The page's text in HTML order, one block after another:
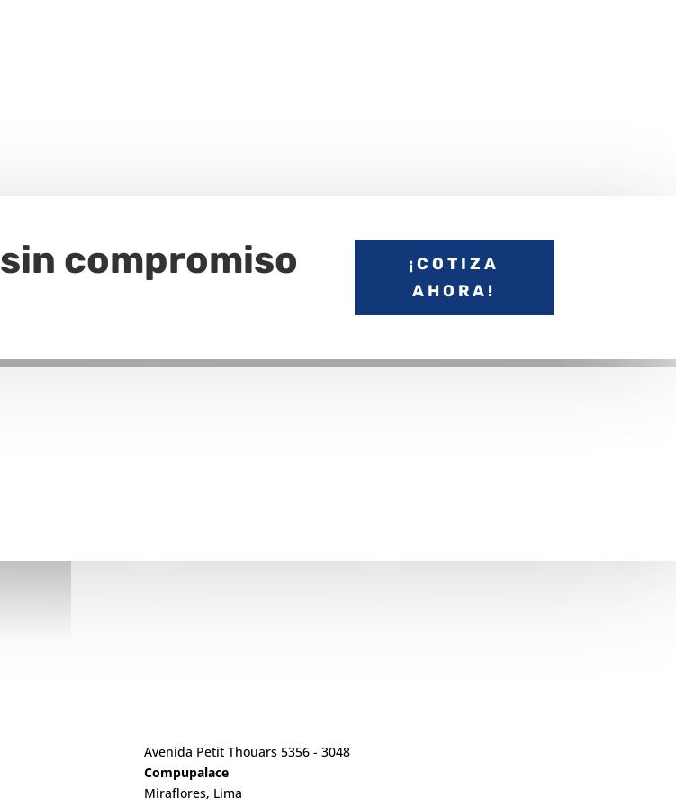
sin compromiso
¡COTIZA
AHORA!
Avenida Petit Thouars 5356 - 3048
Compupalace
Miraflores, Lima